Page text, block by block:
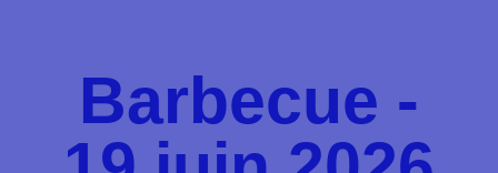
Barbecue -